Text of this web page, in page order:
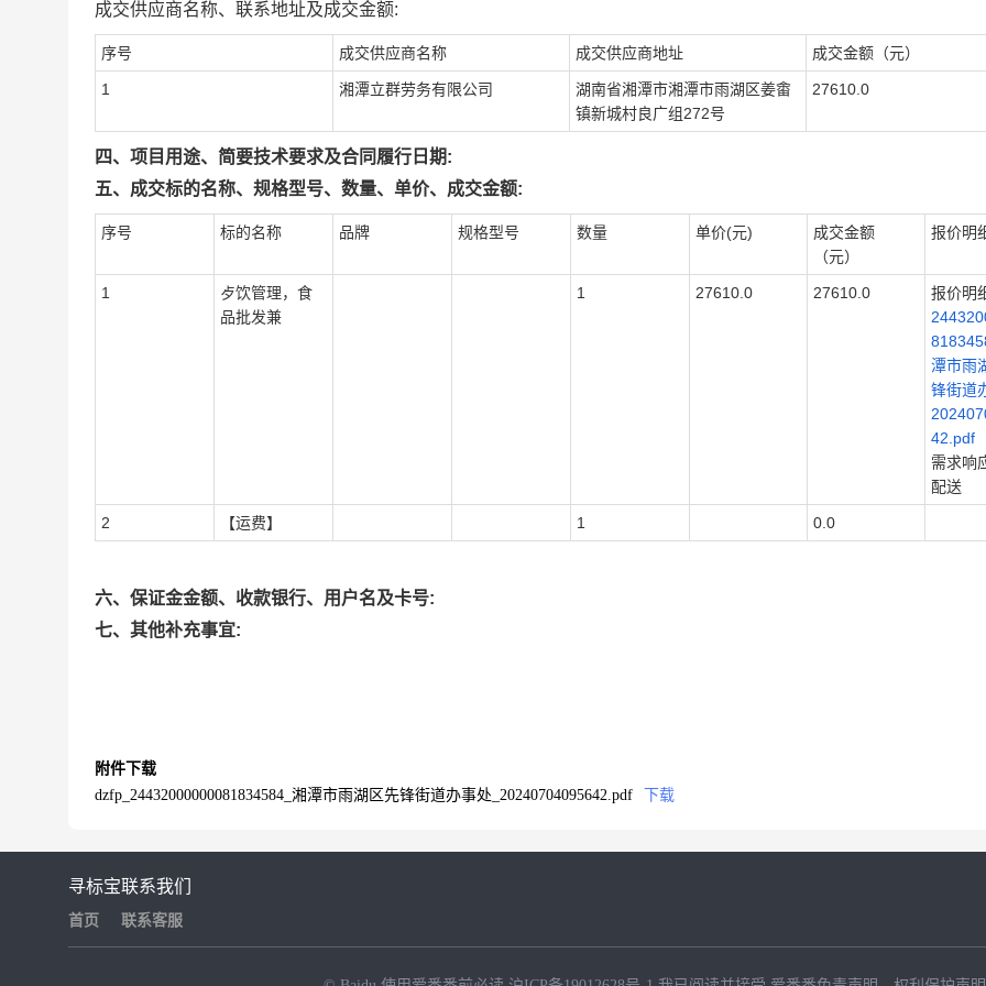
成交供应商名称、联系地址及成交金额:
序号 成交供应商名称 成交供应商地址 成交金额（元）
1 湘潭立群劳务有限公司
湖南省湘潭市湘潭市雨湖区姜畬
镇新城村良广组272号
27610.0
四、项目用途、简要技术要求及合同履行日期:
五、成交标的名称、规格型号、数量、单价、成交金额:
序号 标的名称 品牌 规格型号 数量 单价(元)
成交金额
（元）
报价明
1
歺饮管理，食
品批发兼
1 27610.0 27610.0 报价明
潭市雨
锋街道
42.pdf
需求响
配送
2 【运费】 1 0.0
六、保证金金额、收款银行、用户名及卡号:
七、其他补充事宜:
附件下载
dzfp_24432000000081834584_湘潭市雨湖区先锋街道办事处_20240704095642.pdf
下载
寻标宝
首页
联系我们
联系客服